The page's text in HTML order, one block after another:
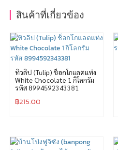
สินค้าที่เกี่ยวข้อง
ทิวลิป (Tulip) ช็อกโกแลตแท่ง
White Chocolate 1 กิโลกรัม
รหัส 8994592343381
฿215.00